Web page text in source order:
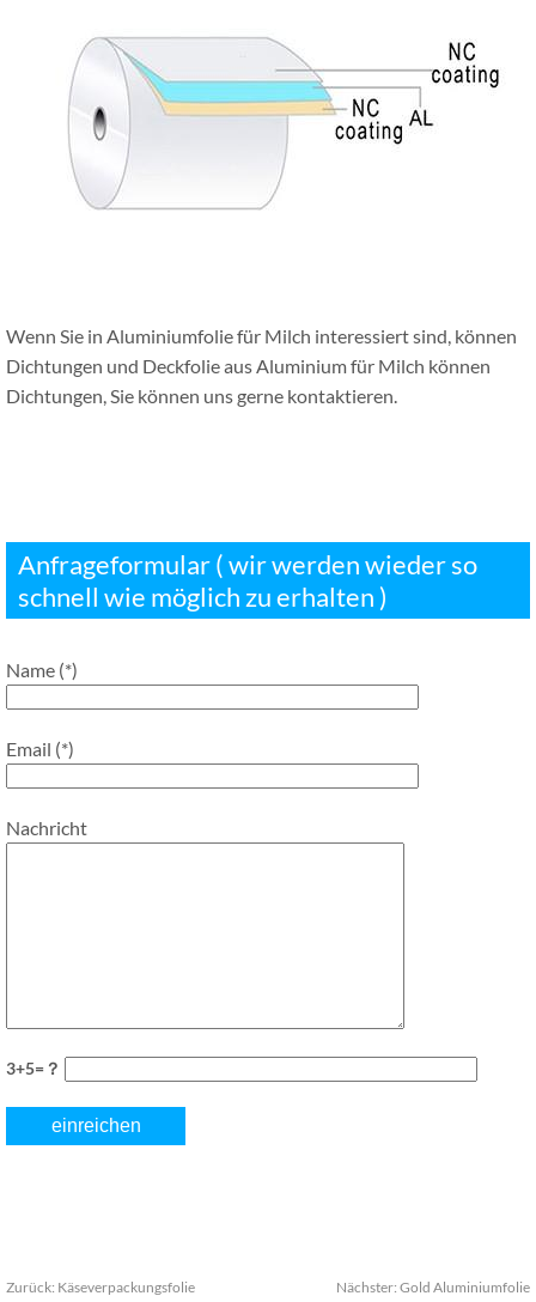
Wenn Sie in Aluminiumfolie für Milch interessiert sind, können
Dichtungen und Deckfolie aus Aluminium für Milch können
Dichtungen, Sie können uns gerne kontaktieren.
Anfrageformular ( wir werden wieder so
schnell wie möglich zu erhalten )
Name (*)
Email (*)
Nachricht
3+5=？
Zurück: Käseverpackungsfolie Nächster: Gold Aluminiumfolie